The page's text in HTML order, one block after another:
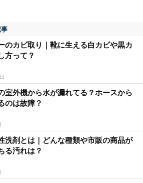
のカビ取り｜靴に生える白カビや黒カ
方って？
室外機から水が漏れてる？ホースから
のは故障？
洗剤とは｜どんな種類や市販の商品が
る汚れは？